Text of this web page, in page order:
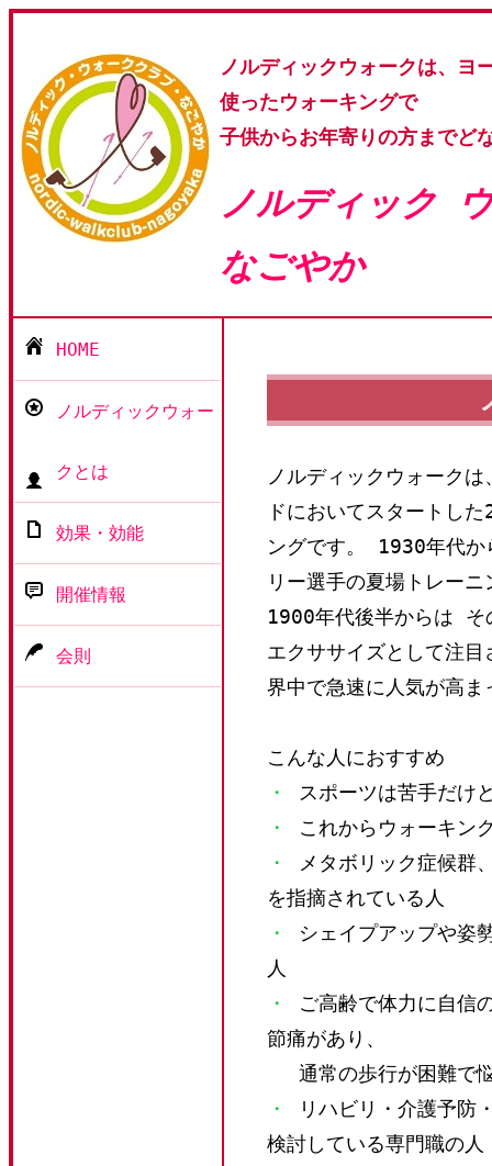
ノルディックウォークは、ヨ
使ったウォーキングで
子供からお年寄りの方までど
ノルディック
なごやか
HOME
ノルディックウォー
クとは
効果・効能
開催情報
会則
ノルディックウォーク
ドにおいてスタートし
ングです。 1930年代か
リー選手の夏場トレー
1900年代後半からは そ
エクササイズとして注
界中で急速に人気が高ま
こんな人におすすめ
・
スポーツは苦手だけ
・
これからウォーキン
・
メタボリック症候群
を指摘されている人
・
シェイプアップや姿
人
・
ご高齢で体力に自信
節痛があり、
通常の歩行が困難で
・
リハビリ・介護予防
検討している専門職の人